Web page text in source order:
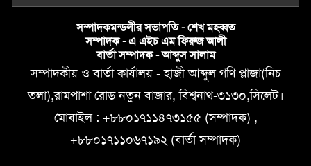
সম্পাদকমন্ডলীর সভাপতি - শেখ মহব্বত
সম্পাদক - এ এইচ এম ফিরুজ আলী
বার্তা সম্পাদক - আব্দুস সালাম
সম্পাদকীয় ও বার্তা কার্যালয় - হাজী আব্দুল গণি প্লাজা(নিচ
তলা),রামপাশা রোড নতুন বাজার, বিশ্বনাথ-৩১৩০,সিলেট।
মোবাইল : +৮৮০১৭১১৪৭৩১৫৫ (সম্পাদক) ,
+৮৮০১৭১১০৬৭১৯২ (বার্তা সম্পাদক)